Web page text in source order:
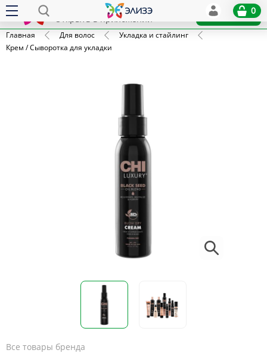
x
Открыть в приложении
Установить
0
Главная Для волос
Укладка и стайлинг
Крем / Сыворотка для укладки
Все товары бренда